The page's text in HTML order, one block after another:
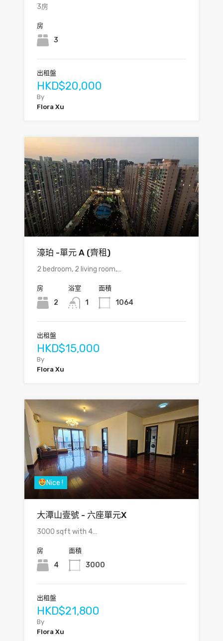
3房
房
3
出租盤
HKD$20,000
By
Flora Xu
濠珀 -單元 A (齊租)
2 bedroom, 2 living room,…
房
2
浴室
1
面積
1064
出租盤
HKD$15,000
By
Flora Xu
Nice !
大潭山壹號 - 六座單元X
3000 sqft with 4…
房
4
面積
3000
出租盤
HKD$21,800
By
Flora Xu